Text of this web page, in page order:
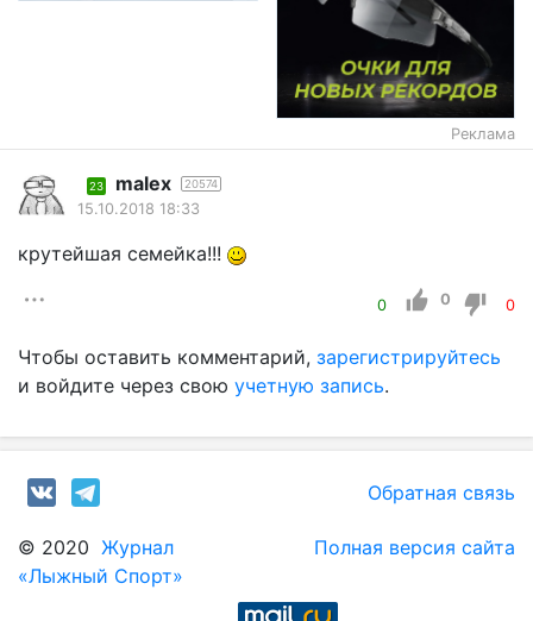
Реклама
23 malex 20574
15.10.2018 18:33
крутейшая семейка!!!
0 0 0
Чтобы оставить комментарий, зарегистрируйтесь
и войдите через свою учетную запись.
Обратная связь
© 2020 Журнал
«Лыжный Спорт»
Полная версия сайта